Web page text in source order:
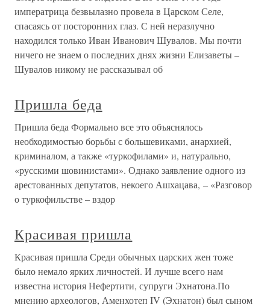
императрица безвылазно провела в Царском Селе,
спасаясь от посторонних глаз. С ней неразлучно
находился только Иван Иванович Шувалов. Мы почти
ничего не знаем о последних днях жизни Елизаветы –
Шувалов никому не рассказывал об
Пришла беда
Пришла беда Формально все это объяснялось
необходимостью борьбы с большевиками, анархией,
криминалом, а также «туркофилами» и, натурально,
«русскими шовинистами». Однако заявление одного из
арестованных депутатов, некоего Ашхацава, – «Разговор
о туркофильстве – вздор
Красивая пришла
Красивая пришла Среди обычных царских жен тоже
было немало ярких личностей. И лучше всего нам
известна история Нефертити, супруги Эхнатона.По
мнению археологов, Аменхотеп IV (Эхнатон) был сыном